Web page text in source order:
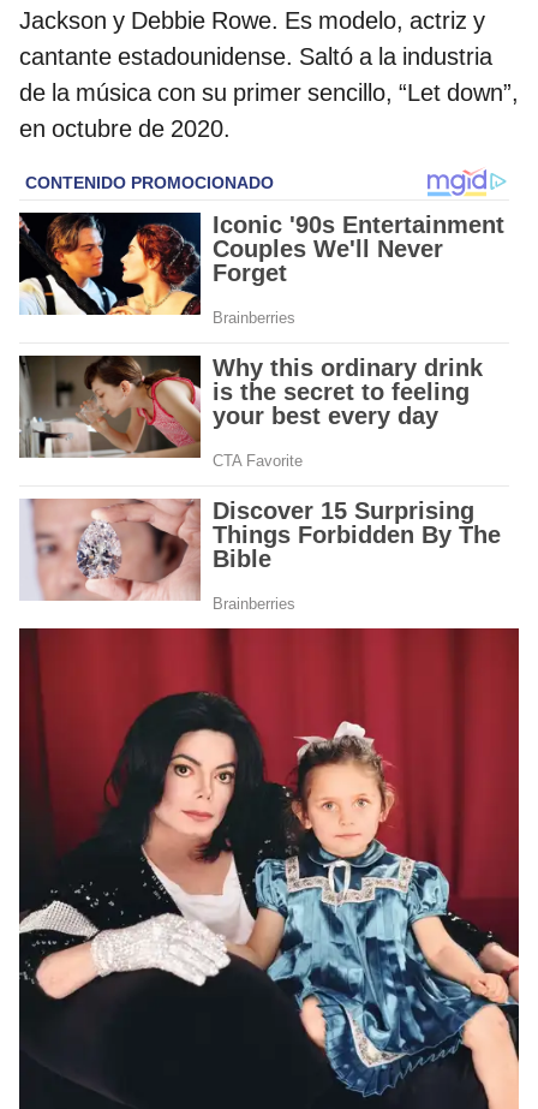
Jackson y Debbie Rowe. Es modelo, actriz y
cantante estadounidense. Saltó a la industria
de la música con su primer sencillo, “Let down”,
en octubre de 2020.